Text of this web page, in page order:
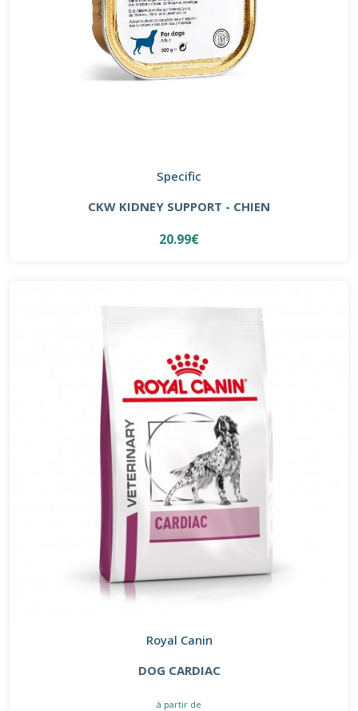
Specific
CKW KIDNEY SUPPORT - CHIEN
20.99€
Royal Canin
DOG CARDIAC
à partir de